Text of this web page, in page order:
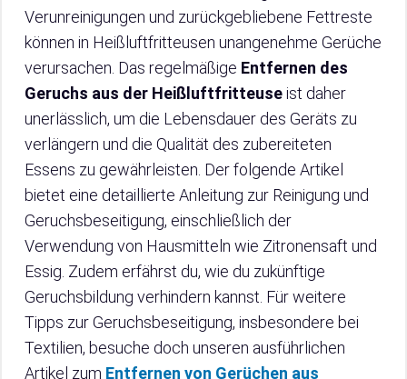
Verunreinigungen und zurückgebliebene Fettreste
können in Heißluftfritteusen unangenehme Gerüche
verursachen. Das regelmäßige Entfernen des
Geruchs aus der Heißluftfritteuseist daher
unerlässlich, um die Lebensdauer des Geräts zu
verlängern und die Qualität des zubereiteten
Essens zu gewährleisten. Der folgende Artikel
bietet eine detaillierte Anleitung zur Reinigung und
Geruchsbeseitigung, einschließlich der
Verwendung von Hausmitteln wie Zitronensaft und
Essig. Zudem erfährst du, wie du zukünftige
Geruchsbildung verhindern kannst. Für weitere
Tipps zur Geruchsbeseitigung, insbesondere bei
Textilien, besuche doch unseren ausführlichen
Artikel zum Entfernen von Gerüchen aus